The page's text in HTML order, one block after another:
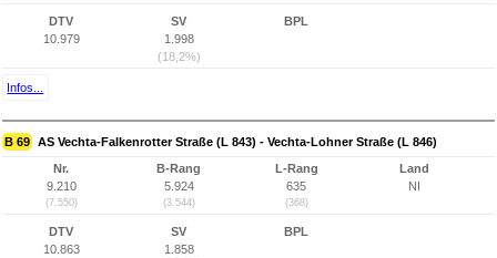
DTV
10.979
SV
1.998
(18,2%)
BPL
Infos...
B 69 AS Vechta-Falkenrotter Straße (L 843) - Vechta-Lohner Straße (L 846)
Nr.
9.210
(7.550)
B-Rang
5.924
(3.544)
L-Rang
635
(368)
Land
NI
DTV
10.863
SV
1.858
BPL